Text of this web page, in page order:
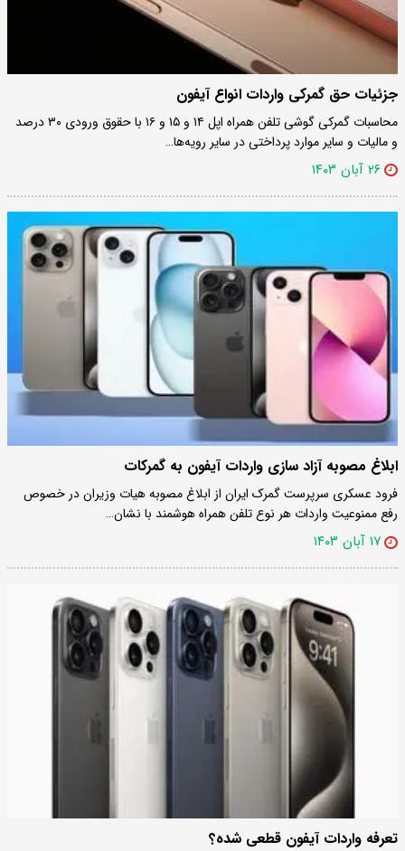
جزئیات حق گمرکی واردات انواع آیفون
محاسبات گمرکی گوشی تلفن همراه اپل ۱۴ و ۱۵ و ۱۶ با حقوق ورودی ۳۰ درصد
و مالیات و سایر موارد پرداختی در سایر رویه‌ها…
۲۶ آبان ۱۴۰۳
ابلاغ مصوبه آزاد سازی واردات آیفون به گمرکات
فرود عسکری سرپرست گمرک ایران از ابلاغ مصوبه هیات وزیران در خصوص
رفع ممنوعیت واردات هر نوع تلفن همراه هوشمند با نشان…
۱۷ آبان ۱۴۰۳
تعرفه واردات آیفون قطعی شده؟